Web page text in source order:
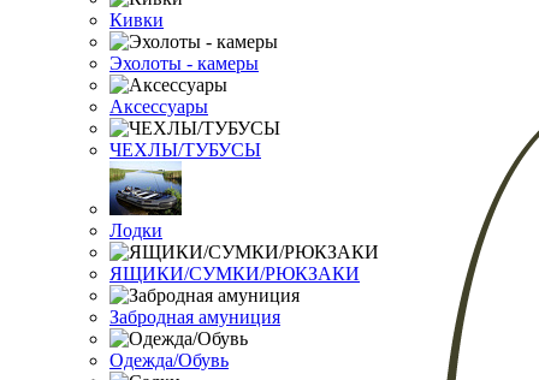
Кивки
Эхолоты - камеры
Аксессуары
ЧЕХЛЫ/ТУБУСЫ
Лодки
ЯЩИКИ/СУМКИ/РЮКЗАКИ
Забродная амуниция
Одежда/Обувь